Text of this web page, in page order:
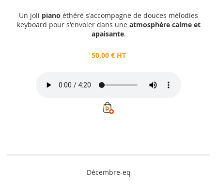
Un joli piano éthéré s'accompagne de douces mélodies
keyboard pour s'envoler dans une atmosphère calme et
apaisante.
50,00 € HT
Décembre-eq